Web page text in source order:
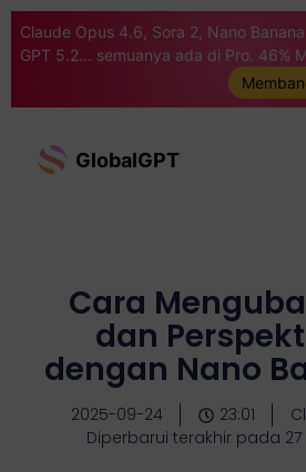
Claude Opus 4.6, Sora 2, Nano
GPT 5.2... semuanya ada di Pro. 46%
GlobalGPT
Cara
dan
dengan Nano
2025-09-24 23:01
Diperbarui terakhir pada